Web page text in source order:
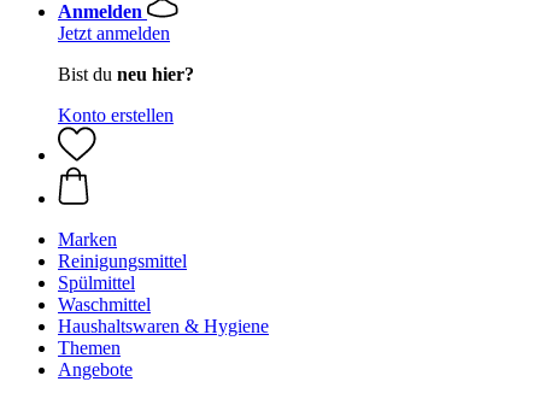
Anmelden
Jetzt anmelden
Bist du neu hier?
Konto erstellen
Marken
Reinigungsmittel
Spülmittel
Waschmittel
Haushaltswaren & Hygiene
Themen
Angebote